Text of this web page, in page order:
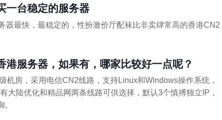
一台稳定的服务器
器最快，最稳定的，性扮激价厅配袜比非卖肆常高的香港CN2
港服务器，如果有，哪家比较好一点呢？
机房，采用电信CN2线路，支持Linux和Windows操作系统，
大陆优化和精品网两条线路可供选择，默认3个慎搏独立IP，